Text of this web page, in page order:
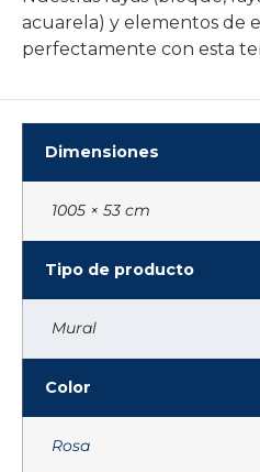
acuarela) y elementos de
perfectamente con esta
Dimensiones
1005 × 53 cm
Tipo de producto
Mural
Color
Rosa